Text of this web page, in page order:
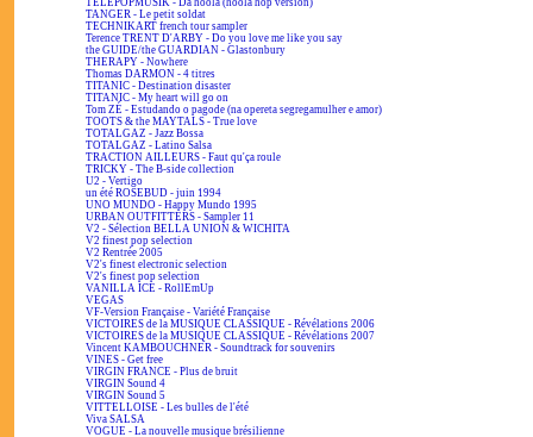
TÉLÉPOPMUSIK - Da hoola (hoola hop version)
TANGER - Le petit soldat
TECHNIKART french tour sampler
Terence TRENT D'ARBY - Do you love me like you say
the GUIDE/the GUARDIAN - Glastonbury
THERAPY - Nowhere
Thomas DARMON - 4 titres
TITANIC - Destination disaster
TITANIC - My heart will go on
Tom ZÉ - Estudando o pagode (na opereta segregamulher e amor)
TOOTS & the MAYTALS - True love
TOTALGAZ - Jazz Bossa
TOTALGAZ - Latino Salsa
TRACTION AILLEURS - Faut qu'ça roule
TRICKY - The B-side collection
U2 - Vertigo
un été ROSEBUD - juin 1994
UNO MUNDO - Happy Mundo 1995
URBAN OUTFITTERS - Sampler 11
V2 - Sélection BELLA UNION & WICHITA
V2 finest pop selection
V2 Rentrée 2005
V2's finest electronic selection
V2's finest pop selection
VANILLA ICE - RollEmUp
VEGAS
VF-Version Française - Variété Française
VICTOIRES de la MUSIQUE CLASSIQUE - Révélations 2006
VICTOIRES de la MUSIQUE CLASSIQUE - Révélations 2007
Vincent KAMBOUCHNER - Soundtrack for souvenirs
VINES - Get free
VIRGIN FRANCE - Plus de bruit
VIRGIN Sound 4
VIRGIN Sound 5
VITTELLOISE - Les bulles de l'été
Viva SALSA
VOGUE - La nouvelle musique brésilienne